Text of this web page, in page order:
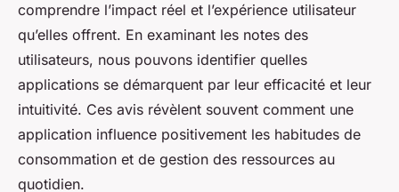
comprendre l’impact réel et l’expérience utilisateur
qu’elles offrent. En examinant les notes des
utilisateurs, nous pouvons identifier quelles
applications se démarquent par leur efficacité et leur
intuitivité. Ces avis révèlent souvent comment une
application influence positivement les habitudes de
consommation et de gestion des ressources au
quotidien.